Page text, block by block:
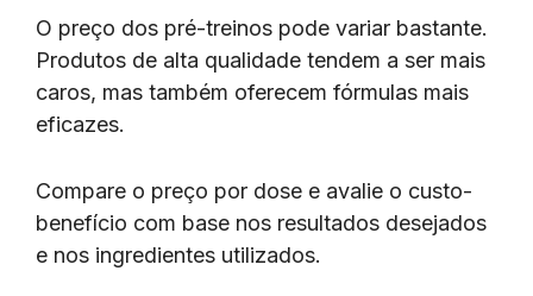
O preço dos pré-treinos pode variar bastante.
Produtos de alta qualidade tendem a ser mais
caros, mas também oferecem fórmulas mais
eficazes.
Compare o preço por dose e avalie o custo-
benefício com base nos resultados desejados
e nos ingredientes utilizados.